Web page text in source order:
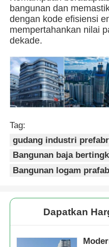
Bangunan struktur baja
Bengkel Struktur Baja
gudang struktur baja
Gudang Struktur Baja
Struktur Baja Berat
Jembatan Struktur Baja
Kantor Struktur Baja
bangunan dan
dengan kode efisiensi
mempertahankan nilai
dekade.
Tag:
gudang industri
Bangunan baja
Bangunan logam
Dapatkan